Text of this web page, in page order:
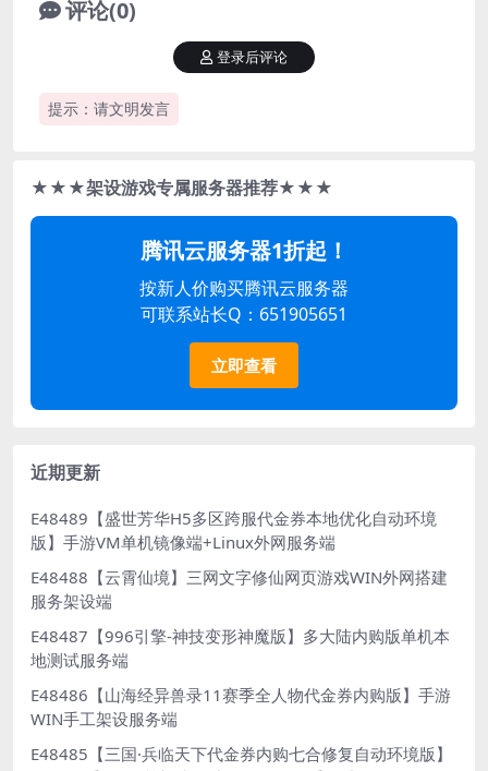
评论(0)
提示：请文明发言
登录后评论
★★★架设游戏专属服务器推荐★★★
腾讯云服务器1折起！
按新人价购买腾讯云服务器
可联系站长Q：651905651
立即查看
近期更新
E48489【盛世芳华H5多区跨服代金券本地优化自动环境
版】手游VM单机镜像端+Linux外网服务端
E48488【云霄仙境】三网文字修仙网页游戏WIN外网搭建
服务架设端
E48487【996引擎-神技变形神魔版】多大陆内购版单机本
地测试服务端
E48486【山海经异兽录11赛季全人物代金券内购版】手游
WIN手工架设服务端
E48485【三国·兵临天下代金券内购七合修复自动环境版】